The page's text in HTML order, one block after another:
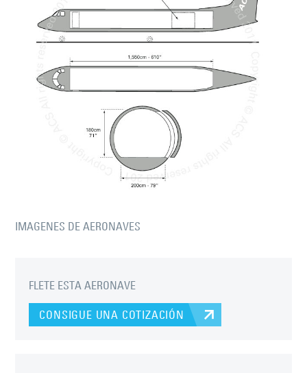
IMAGENES DE AERONAVES
FLETE ESTA AERONAVE
CONSIGUE UNA COTIZACIÓN